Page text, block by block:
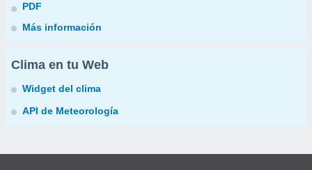
PDF
Más información
Clima en tu Web
Widget del clima
API de Meteorología